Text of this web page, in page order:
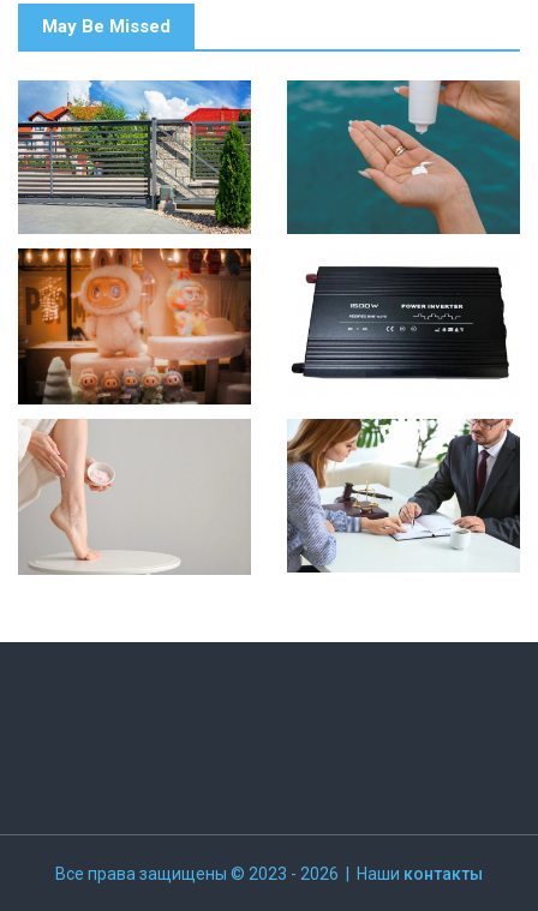
May Be Missed
Все права защищены © 2023 - 2026 | Наши контакты